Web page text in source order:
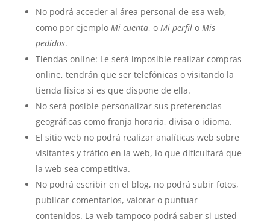
No podrá acceder al área personal de esa web,
como por ejemplo Mi cuenta, o Mi perfilo Mis
pedidos.
Tiendas online: Le será imposible realizar compras
online, tendrán que ser telefónicas o visitando la
tienda física si es que dispone de ella.
No será posible personalizar sus preferencias
geográficas como franja horaria, divisa o idioma.
El sitio web no podrá realizar analíticas web sobre
visitantes y tráfico en la web, lo que dificultará que
la web sea competitiva.
No podrá escribir en el blog, no podrá subir fotos,
publicar comentarios, valorar o puntuar
contenidos. La web tampoco podrá saber si usted